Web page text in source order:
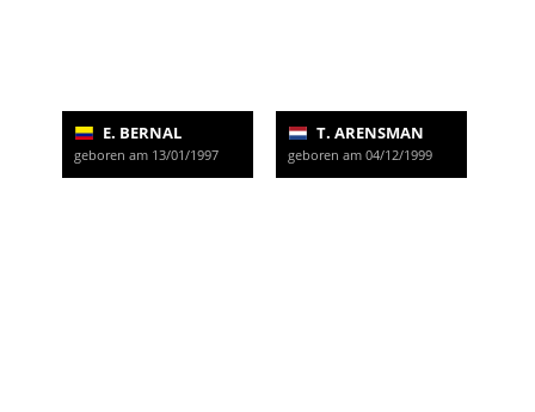
E. BERNAL
geboren am 13/01/1997
T. ARENSMAN
geboren am 04/12/1999